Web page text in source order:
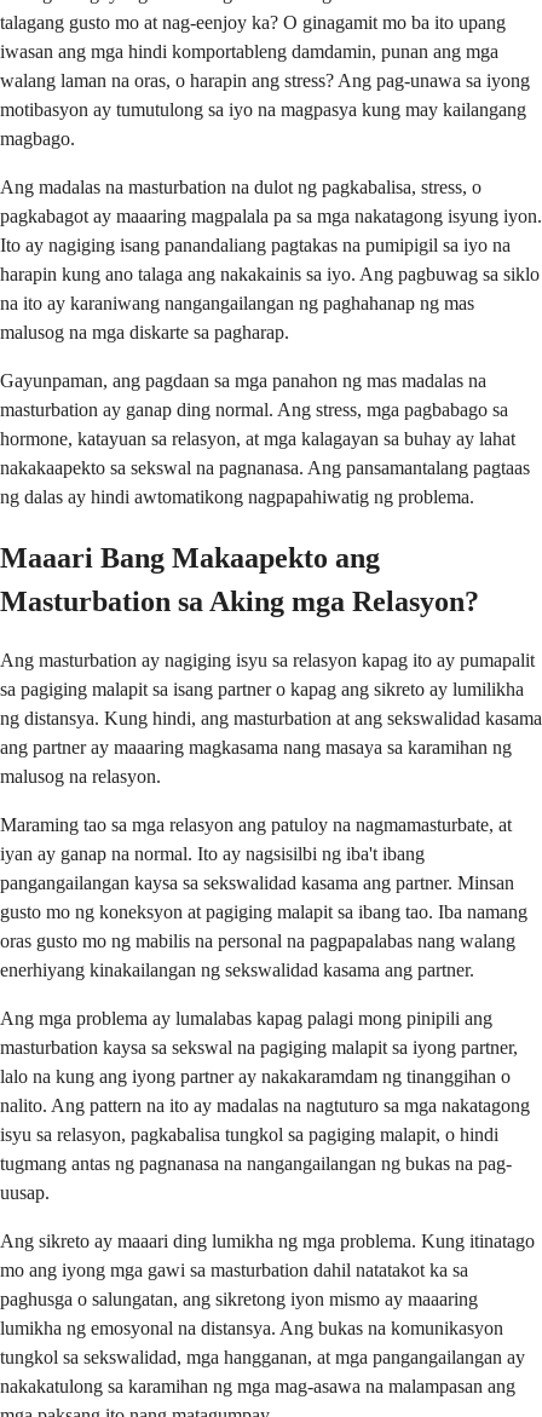
talagang gusto mo at nag-eenjoy ka? O ginagamit mo ba ito upang
iwasan ang mga hindi komportableng damdamin, punan ang mga
walang laman na oras, o harapin ang stress? Ang pag-unawa sa iyong
motibasyon ay tumutulong sa iyo na magpasya kung may kailangang
magbago.
Ang madalas na masturbation na dulot ng pagkabalisa, stress, o
pagkabagot ay maaaring magpalala pa sa mga nakatagong isyung iyon.
Ito ay nagiging isang panandaliang pagtakas na pumipigil sa iyo na
harapin kung ano talaga ang nakakainis sa iyo. Ang pagbuwag sa siklo
na ito ay karaniwang nangangailangan ng paghahanap ng mas
malusog na mga diskarte sa pagharap.
Gayunpaman, ang pagdaan sa mga panahon ng mas madalas na
masturbation ay ganap ding normal. Ang stress, mga pagbabago sa
hormone, katayuan sa relasyon, at mga kalagayan sa buhay ay lahat
nakakaapekto sa sekswal na pagnanasa. Ang pansamantalang pagtaas
ng dalas ay hindi awtomatikong nagpapahiwatig ng problema.
Maaari Bang Makaapekto ang
Masturbation sa Aking mga Relasyon?
Ang masturbation ay nagiging isyu sa relasyon kapag ito ay pumapalit
sa pagiging malapit sa isang partner o kapag ang sikreto ay lumilikha
ng distansya. Kung hindi, ang masturbation at ang sekswalidad kasama
ang partner ay maaaring magkasama nang masaya sa karamihan ng
malusog na relasyon.
Maraming tao sa mga relasyon ang patuloy na nagmamasturbate, at
iyan ay ganap na normal. Ito ay nagsisilbi ng iba't ibang
pangangailangan kaysa sa sekswalidad kasama ang partner. Minsan
gusto mo ng koneksyon at pagiging malapit sa ibang tao. Iba namang
oras gusto mo ng mabilis na personal na pagpapalabas nang walang
enerhiyang kinakailangan ng sekswalidad kasama ang partner.
Ang mga problema ay lumalabas kapag palagi mong pinipili ang
masturbation kaysa sa sekswal na pagiging malapit sa iyong partner,
lalo na kung ang iyong partner ay nakakaramdam ng tinanggihan o
nalito. Ang pattern na ito ay madalas na nagtuturo sa mga nakatagong
isyu sa relasyon, pagkabalisa tungkol sa pagiging malapit, o hindi
tugmang antas ng pagnanasa na nangangailangan ng bukas na pag-
uusap.
Ang sikreto ay maaari ding lumikha ng mga problema. Kung itinatago
mo ang iyong mga gawi sa masturbation dahil natatakot ka sa
paghusga o salungatan, ang sikretong iyon mismo ay maaaring
lumikha ng emosyonal na distansya. Ang bukas na komunikasyon
tungkol sa sekswalidad, mga hangganan, at mga pangangailangan ay
nakakatulong sa karamihan ng mga mag-asawa na malampasan ang